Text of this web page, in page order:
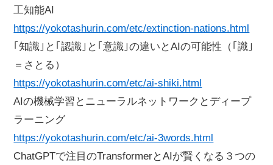
工知能AI
https://yokotashurin.com/etc/extinction-nations.html
｢知識｣と｢認識｣と｢意識｣の違いとAIの可能性（｢識｣
＝さとる）
https://yokotashurin.com/etc/ai-shiki.html
AIの機械学習とニューラルネットワークとディープ
ラーニング
https://yokotashurin.com/etc/ai-3words.html
ChatGPTで注目のTransformerとAIが賢くなる３つの